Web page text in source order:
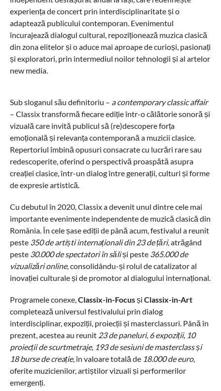
experiența de concert prin interdisciplinaritate și o
adaptează publicului contemporan. Evenimentul
încurajează dialogul cultural, repoziționează muzica clasică
din zona elitelor și o aduce mai aproape de curioși, pasionați
și exploratori, prin intermediul noilor tehnologii și al artelor
new media.
Sub sloganul său definitoriu – a contemporary classic affair
– Classix transformă fiecare ediție într-o călătorie sonoră și
vizuală care invită publicul să (re)descopere forța
emoțională și relevanța contemporană a muzicii clasice.
Repertoriul îmbină opusuri consacrate cu lucrări rare sau
redescoperite, oferind o perspectivă proaspătă asupra
creației clasice, într-un dialog între generații, culturi și forme
de expresie artistică.
Cu debutul în 2020, Classix a devenit unul dintre cele mai
importante evenimente independente de muzică clasică din
România. În cele șase ediții de până acum, festivalul a reunit
peste 350 de artiști internaționali din 23 de țări, atrăgând
peste 30.000 de spectatori în săliși peste 365.000 de
vizualizări online, consolidându-și rolul de catalizator al
inovației culturale și de promotor al dialogului internațional.
Programele conexe,Classix-in-Focusși Classix-in-Art
completează universul festivalului prin dialog
interdisciplinar, expoziții, proiecții și masterclassuri. Până în
prezent, acestea au reunit 23 de paneluri, 6 expoziții, 10
proiecții de scurtmetraje, 193 de sesiuni de masterclass și
18 burse de creație, în valoare totală de 18.000 de euro,
oferite muzicienilor, artiștilor vizuali și performerilor
emergenți.